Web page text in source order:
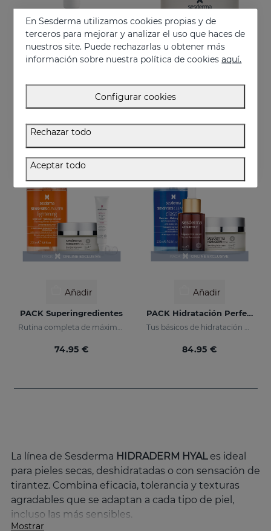
Añadir
HIDRADERM HYAL Contorno De Ojos
Hidratación x3 para la zona del contorno de ojo
Añadir
HIDRADERM HYAL Crema Nutritiva
EXCLUSIVO ONLINE
Añadir
PACK Superingredientes
Rutina completa de máxima hidratación, luminosidad y acción antiedad.
74.95 €
EXCLUSIVO ONLINE
Añadir
PACK Hidratación Perfecta
Tus básicos de hidratación en un pack
84.95 €
La línea de Sesderma HIDRADERM HYALes ideal
para pieles secas, deshidratadas o con sensación de
tirantez. Combina eficacia, tolerancia y texturas
agradables que se adaptan a cada tipo de piel,
incluso las más sensibles.
Mostrar
En Sesderma utilizamos cookies propias y de
terceros para mejorar y analizar el uso que haces de
nuestros site. Puede rechazarlas u obtener más
información sobre nuestra política de cookiesaquí.
Configurar cookies
Rechazar todo
Aceptar todo